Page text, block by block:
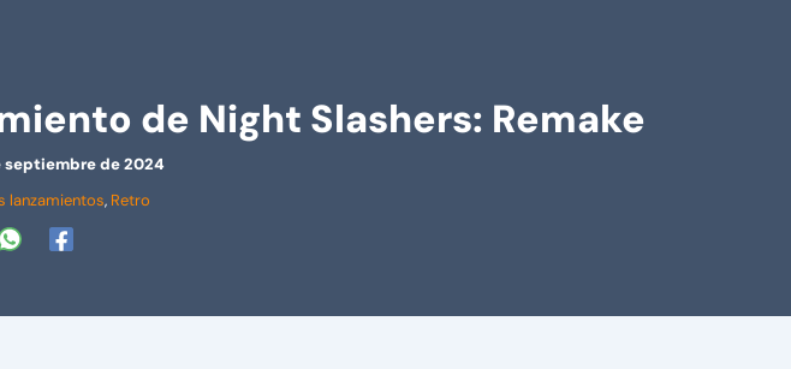
de Night Slashers: Remake
septiembre de 2024
lanzamientos, Retro